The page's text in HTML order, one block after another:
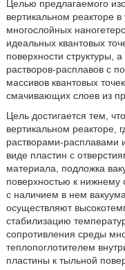
Целью предлагаемого
вертикальном реакторе
многослойных
идеальных квантовых
поверхности структуры,
растворов-расплавов с
массивов квантовых
смачивающих слоев из
Цель достигается тем,
вертикальном реакторе,
растворами-расплавами
виде пластин с
материала, подложка
поверхностью к нижнему
с наличием в нем
осуществляют
стабилизацию
сопротивления среды
теплопоглотителем
пластины к тыльной